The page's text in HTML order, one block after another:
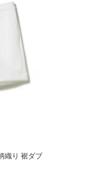
織り 裾ダブ